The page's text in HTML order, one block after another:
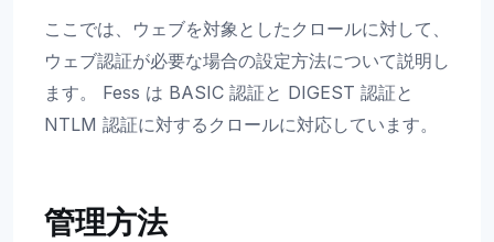
ここでは、ウェブを対象としたクロールに対して、
ウェブ認証が必要な場合の設定方法について説明し
ます。 Fess は BASIC 認証と DIGEST 認証と
NTLM 認証に対するクロールに対応しています。
管理方法